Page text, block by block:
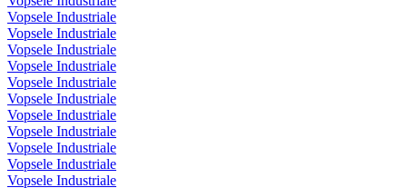
Vopsele Industriale
Vopsele Industriale
Vopsele Industriale
Vopsele Industriale
Vopsele Industriale
Vopsele Industriale
Vopsele Industriale
Vopsele Industriale
Vopsele Industriale
Vopsele Industriale
Vopsele Industriale